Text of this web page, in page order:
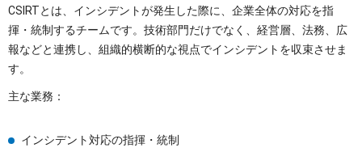
CSIRTとは、インシデントが発生した際に、企業全体の対応を指
揮・統制するチームです。技術部門だけでなく、経営層、法務、広
報などと連携し、組織的横断的な視点でインシデントを収束させま
す。
主な業務：
インシデント対応の指揮・統制